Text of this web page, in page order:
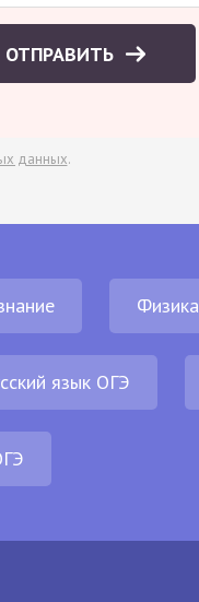
ОТПРАВИТЬ
данных.
Физика
язык ОГЭ